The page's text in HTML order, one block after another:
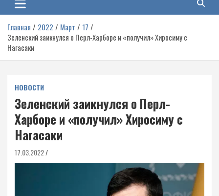
Главная 2022 Март
17
Зеленский заикнулся о Перл-Харборе и «получил» Хиросиму с
Нагасаки
НОВОСТИ
Зеленский заикнулся о Перл-
Харборе и «получил» Хиросиму с
Нагасаки
17.03.2022